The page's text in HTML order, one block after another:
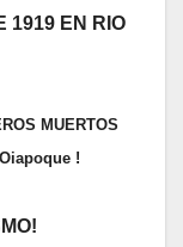
1919 EN RIO
MUERTOS
!